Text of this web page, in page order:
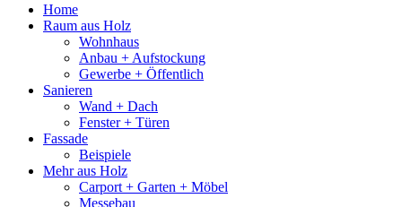
Home
Raum aus Holz
Wohnhaus
Anbau + Aufstockung
Gewerbe + Öffentlich
Sanieren
Wand + Dach
Fenster + Türen
Fassade
Beispiele
Mehr aus Holz
Carport + Garten + Möbel
Messebau